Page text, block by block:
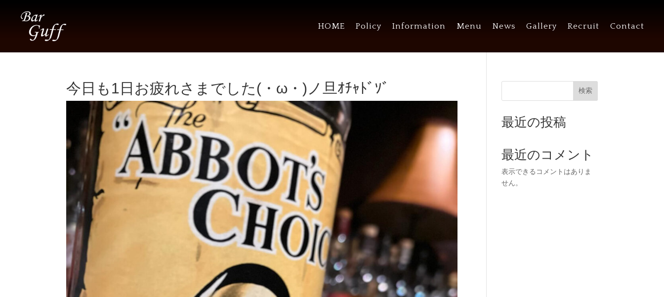
HOME Policy Information Menu News Gallery Recruit Contact
今日も1日お疲れさまでした(・ω・)ノ旦ｵﾁｬﾄﾞｿﾞ 検索
最近の投稿
最近のコメント
表示できるコメントはありま
せん。